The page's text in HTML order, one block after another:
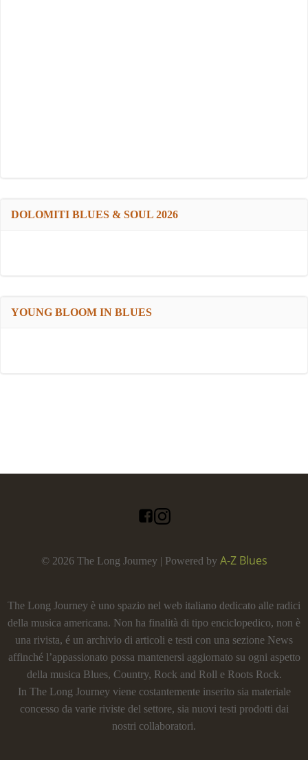
DOLOMITI BLUES & SOUL 2026
YOUNG BLOOM IN BLUES
© 2026 The Long Journey | Powered by A-Z Blues
The Long Journey è uno spazio nel web italiano dedicato alle radici
della musica americana. Non ha finalità di tipo enciclopedico, non è
una rivista, é un archivio di articoli e testi con una sezione News
affinché l’appassionato possa mantenersi aggiornato su ogni aspetto
della musica Blues, Country, Rock and Roll e Roots Rock.
In The Long Journey viene costantemente inserito sia materiale
concesso da varie riviste del settore, sia nuovi testi prodotti dai
nostri collaboratori.